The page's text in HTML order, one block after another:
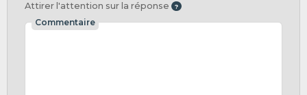
Attirer l'attention sur la réponse
Commentaire